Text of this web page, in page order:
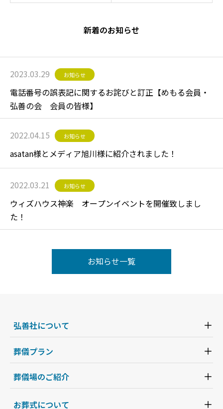
新着のお知らせ
2023.03.29 お知らせ
電話番号の誤表記に関するお詫びと訂正【めもる会員・
弘善の会 会員の皆様】
2022.04.15 お知らせ
asatan様とメディア旭川様に紹介されました！
2022.03.21 お知らせ
ウィズハウス神楽 オープンイベントを開催致しまし
た！
お知らせ一覧
弘善社について
葬儀プラン
葬儀場のご紹介
お葬式について